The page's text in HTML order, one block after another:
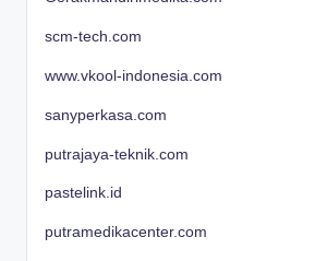
scm-tech.com
www.vkool-indonesia.com
sanyperkasa.com
putrajaya-teknik.com
pastelink.id
putramedikacenter.com